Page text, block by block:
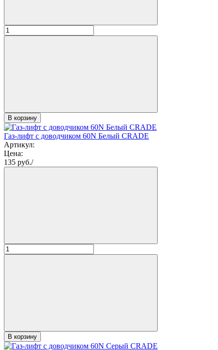
В корзину
Газ-лифт с доводчиком 60N Белый CRADE
Артикул:
Цена:
135 руб./
В корзину